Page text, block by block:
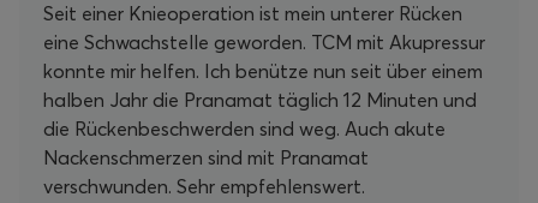
der Matte nur empfehlen. Es ist ein wahrer
Wohlfühlmoment, der mir hilft, Körper und Geist in
Einklang zu bringen. Zusätzlich möchte ich die
schnelle Lieferung und den hervorragenden
Kundenservice hervorheben. Ich hatte eine kleine
Frage zu den Anwendungszeiten, und mein
Anliegen wurde umgehend und freundlich
Seit einer Knieoperation ist mein unterer Rücken
eine Schwachstelle geworden. TCM mit Akupressur
konnte mir helfen. Ich benütze nun seit über einem
halben Jahr die Pranamat täglich 12 Minuten und
die Rückenbeschwerden sind weg. Auch akute
Nackenschmerzen sind mit Pranamat
verschwunden. Sehr empfehlenswert.